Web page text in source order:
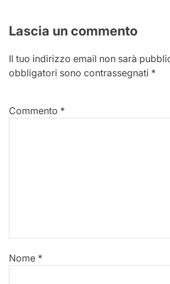
Lascia un commento
Il tuo indirizzo email non sarà
obbligatori sono contrassegnati *
Commento *
Nome *